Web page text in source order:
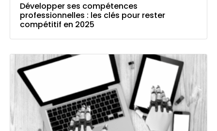
Développer ses compétences
professionnelles : les clés pour rester
compétitif en 2025